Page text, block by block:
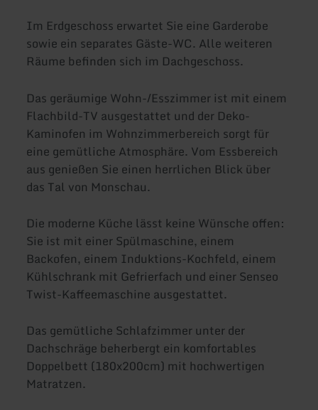
Im Erdgeschoss erwartet Sie eine Garderobe
sowie ein separates Gäste-WC. Alle weiteren
Räume befinden sich im Dachgeschoss.
Das geräumige Wohn-/Esszimmer ist mit einem
Flachbild-TV ausgestattet und der Deko-
Kaminofen im Wohnzimmerbereich sorgt für
eine gemütliche Atmosphäre. Vom Essbereich
aus genießen Sie einen herrlichen Blick über
das Tal von Monschau.
Die moderne Küche lässt keine Wünsche offen:
Sie ist mit einer Spülmaschine, einem
Backofen, einem Induktions-Kochfeld, einem
Kühlschrank mit Gefrierfach und einer Senseo
Twist-Kaffeemaschine ausgestattet.
Das gemütliche Schlafzimmer unter der
Dachschräge beherbergt ein komfortables
Doppelbett (180x200cm) mit hochwertigen
Matratzen.